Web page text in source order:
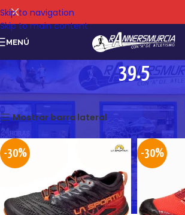
Skip to navigation
Skip to main content
MENÚ
39.5
Mostrando los 2 resultados
Mostrar barra lateral
-30% -30%